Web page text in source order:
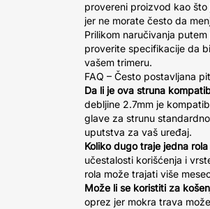
provereni proizvod kao
jer ne morate često da
Prilikom naručivanja
proverite specifikacije da
vašem trimeru.
FAQ – Često postavljana
Da li je ova struna
debljine 2.7mm je
glave za strunu
uputstva za vaš uređaj.
Koliko dugo traje jedna
učestalosti korišćenja i
rola može trajati više
Može li se koristiti za
oprez jer mokra trava